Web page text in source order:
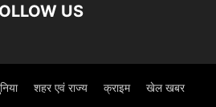
US
शहर एवं राज्य क्राइम खेल खबर